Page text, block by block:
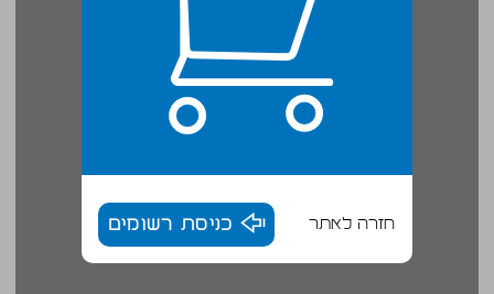
חזרה לאתר כניסת רשומים